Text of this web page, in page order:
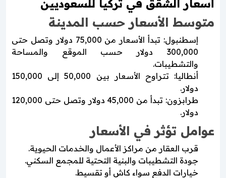
أسعار الشقق في تركيا للسعوديين
متوسط الأسعار حسب المدينة
إسطنبول: تبدأ الأسعار من 75,000 دولار وتصل حتى
300,000 دولار حسب الموقع والمساحة
والتشطيبات.
أنطاليا: تتراوح الأسعار بين 50,000 إلى 150,000
دولار.
طرابزون: تبدأ من 45,000 دولار وتصل حتى 120,000
دولار.
عوامل تؤثر في الأسعار
قرب العقار من مراكز الأعمال والخدمات الحيوية.
جودة التشطيبات والبنية التحتية للمجمع السكني.
خيارات الدفع سواء كاش أو تقسيط.